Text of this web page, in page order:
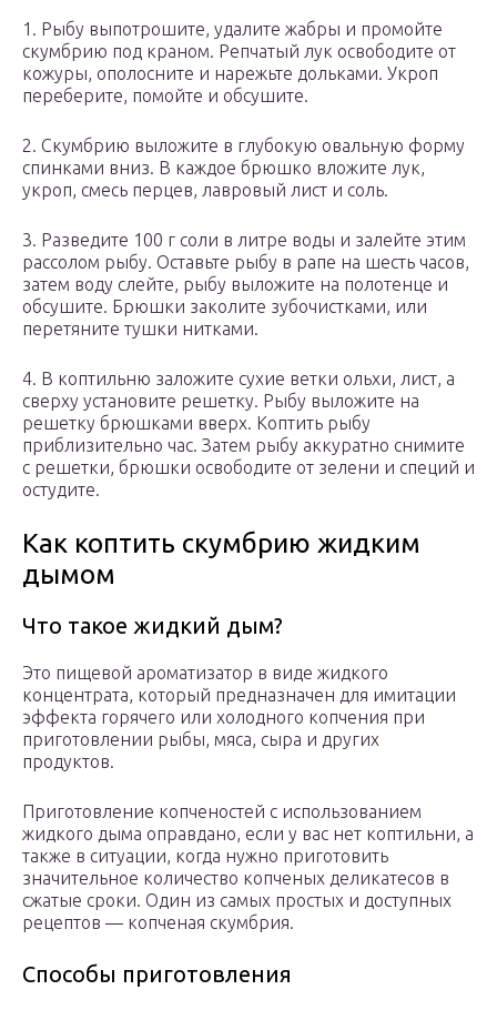
1. Рыбу выпотрошите, удалите жабры и промойте
скумбрию под краном. Репчатый лук освободите от
кожуры, ополосните и нарежьте дольками. Укроп
переберите, помойте и обсушите.
2. Скумбрию выложите в глубокую овальную форму
спинками вниз. В каждое брюшко вложите лук,
укроп, смесь перцев, лавровый лист и соль.
3. Разведите 100 г соли в литре воды и залейте этим
рассолом рыбу. Оставьте рыбу в рапе на шесть часов,
затем воду слейте, рыбу выложите на полотенце и
обсушите. Брюшки заколите зубочистками, или
перетяните тушки нитками.
4. В коптильню заложите сухие ветки ольхи, лист, а
сверху установите решетку. Рыбу выложите на
решетку брюшками вверх. Коптить рыбу
приблизительно час. Затем рыбу аккуратно снимите
с решетки, брюшки освободите от зелени и специй и
остудите.
Как коптить скумбрию жидким
дымом
Что такое жидкий дым?
Это пищевой ароматизатор в виде жидкого
концентрата, который предназначен для имитации
эффекта горячего или холодного копчения при
приготовлении рыбы, мяса, сыра и других
продуктов.
Приготовление копченостей с использованием
жидкого дыма оправдано, если у вас нет коптильни, а
также в ситуации, когда нужно приготовить
значительное количество копченых деликатесов в
сжатые сроки. Один из самых простых и доступных
рецептов — копченая скумбрия.
Способы приготовления